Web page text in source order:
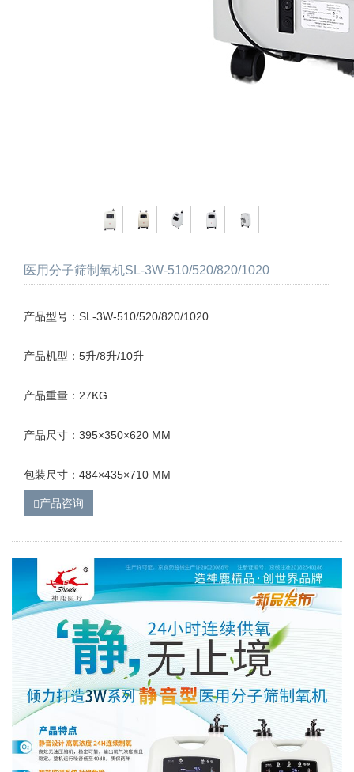
医用分子筛制氧机SL-3W-510/520/820/1020
产品型号：SL-3W-510/520/820/1020
产品机型：5升/8升/10升
产品重量：27KG
产品尺寸：395×350×620 MM
包装尺寸：484×435×710 MM
产品咨询